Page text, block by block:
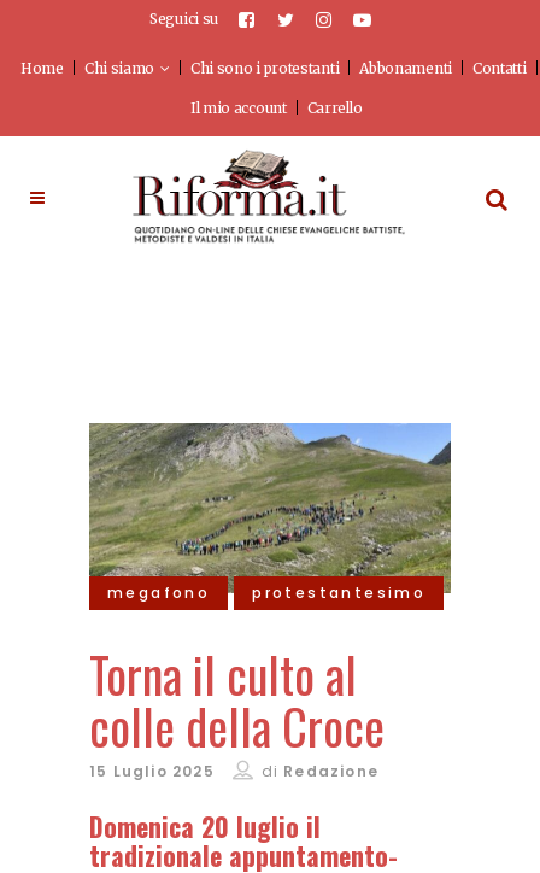
Seguici su
Home Chi siamo Chi sono i protestanti Abbonamenti Contatti
Il mio account Carrello
megafono protestantesimo
Torna il culto al
colle della Croce
15 Luglio 2025 di Redazione
Domenica 20 luglio il
tradizionale appuntamento-